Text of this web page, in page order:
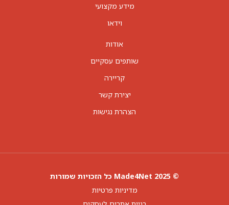
מידע מקצועי
וידאו
אודות
שותפים עסקיים
קריירה
יצירת קשר
הצהרת נגישות
© 2025 Made4Net כל הזכויות שמורות
מדיניות פרטיות